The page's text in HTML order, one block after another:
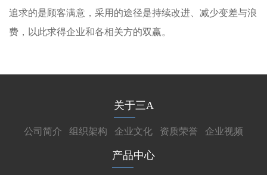
追求的是顾客满意，采用的途径是持续改进、减少变差与浪
费，以此求得企业和各相关方的双赢。
关于三A
公司简介 组织架构 企业文化 资质荣誉 企业视频
产品中心